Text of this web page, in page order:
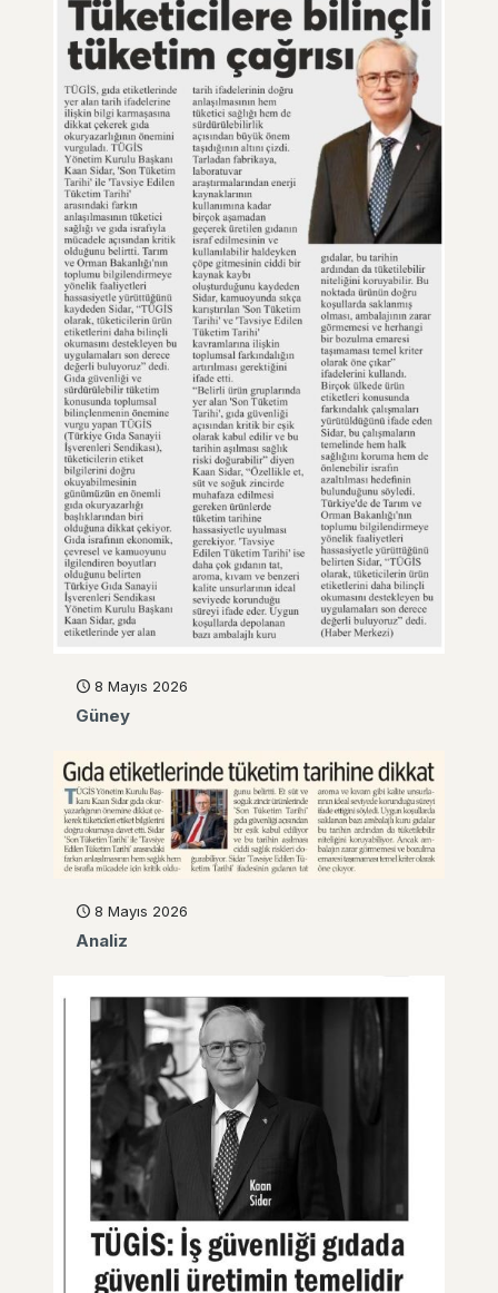
8 Mayıs 2026
Güney
8 Mayıs 2026
Analiz